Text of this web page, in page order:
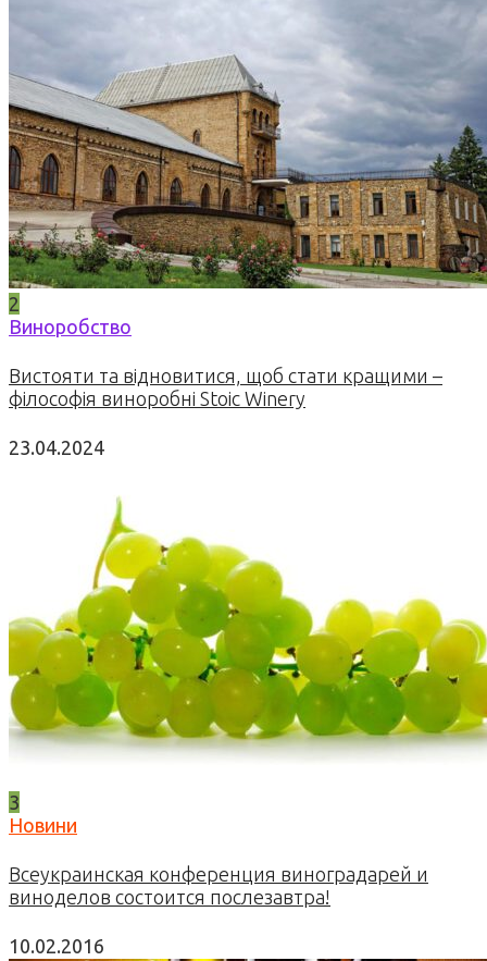
2
Виноробство
Вистояти та відновитися, щоб стати кращими –
філософія виноробні Stoic Winery
23.04.2024
3
Новини
Всеукраинская конференция виноградарей и
виноделов состоится послезавтра!
10.02.2016